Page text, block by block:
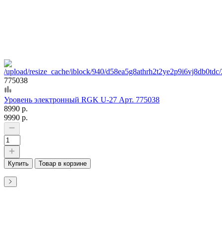
775038
Уровень электронный RGK U-27 Арт. 775038
8990 р.
9990 р.
Купить Товар в корзине